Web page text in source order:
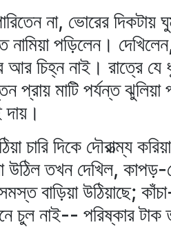
না, ভোরের
নামিয়া পড়িলেন।
চিহ্ন নাই। রাত্রে যে
মাটি পর্যন্ত ঝুলিয়া
চারি দিকে দৌরাত্ম্য
উঠিল তখন দেখিল,
বাড়িয়া উঠিয়াছে;
চুল নাই-- পরিষ্কার